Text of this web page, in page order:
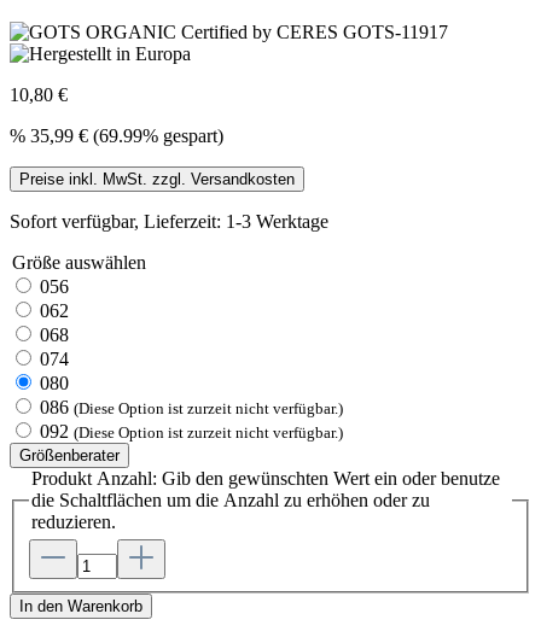
10,80 €
% 35,99 € (69.99% gespart)
Preise inkl. MwSt. zzgl. Versandkosten
Sofort verfügbar, Lieferzeit: 1-3 Werktage
Größe auswählen
056
062
068
074
080
086 (Diese Option ist zurzeit nicht verfügbar.)
092 (Diese Option ist zurzeit nicht verfügbar.)
Größenberater
Produkt Anzahl: Gib den gewünschten Wert ein oder benutze
die Schaltflächen um die Anzahl zu erhöhen oder zu
reduzieren.
In den Warenkorb